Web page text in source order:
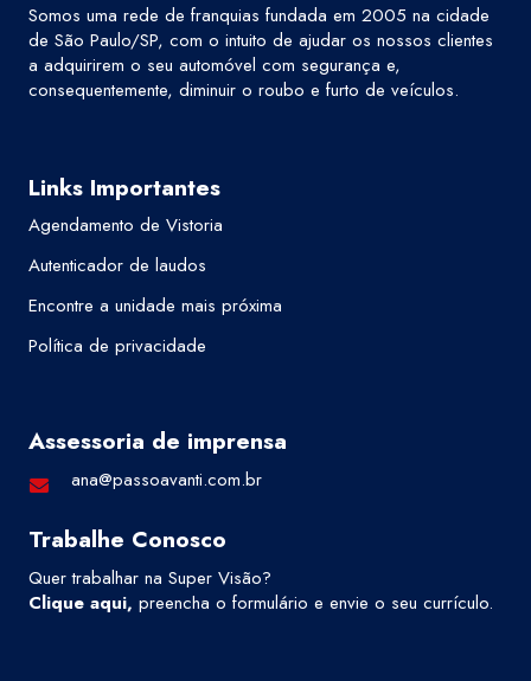
Somos uma rede de franquias fundada em 2005 na cidade
de São Paulo/SP, com o intuito de ajudar os nossos clientes
a adquirirem o seu automóvel com segurança e,
consequentemente, diminuir o roubo e furto de veículos.
Links Importantes
Agendamento de Vistoria
Autenticador de laudos
Encontre a unidade mais próxima
Política de privacidade
Assessoria de imprensa
ana@passoavanti.com.br
Trabalhe Conosco
Quer trabalhar na Super Visão?
Clique aqui, preencha o formulário e envie o seu currículo.